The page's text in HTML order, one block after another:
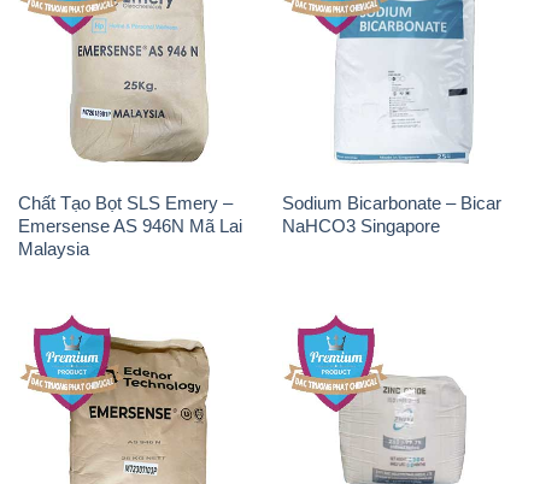
Chất Tạo Bọt SLS Emery –
Emersense AS 946N Mã Lai
Malaysia
Sodium Bicarbonate – Bicar
NaHCO3 Singapore